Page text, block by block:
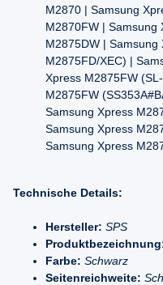
M2870 | Samsung
M2870FW | Samsung
M2875DW | Samsung
M2875FD/XEC) |
Xpress M2875FW
M2875FW
Samsung Xpress
Samsung Xpress
Samsung Xpress
Technische Details:
Hersteller: SPS
Farbe: Schwarz
Seitenreichweite: